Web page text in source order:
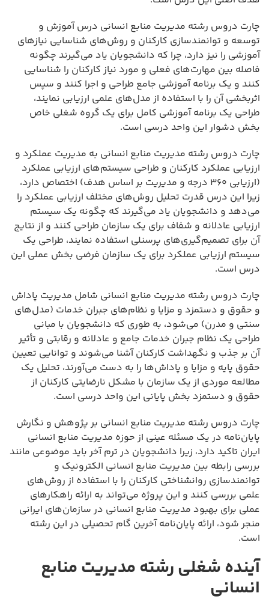
چارت دروس رشته مدیریت منابع انسانی درس آموزش و
توسعه و توانمندسازی کارکنان و روش‌های شناسایی نیازهای
آموزشی را نیز دارد، چرا که دانشجویان یاد می‌گیرند چگونه
فاصله بین مهارت‌های فعلی و مورد نیاز کارکنان را شناسایی
کنند و یک برنامه آموزشی جامع طراحی و اجرا کنند و سپس
اثربخشی آن را با استفاده از مدل‌های علمی ارزیابی نمایند،
طراحی یک برنامه آموزشی کامل برای یک گروه شغلی خاص
بخش دشوار این واحد درسی است.
چارت دروس رشته مدیریت منابع انسانی به مدیریت عملکرد و
ارزیابی عملکرد کارکنان و طراحی سیستم‌های ارزیابی عملکرد
(ارزیابی 360 درجه و مدیریت بر اساس هدف) اختصاص دارد،
زیرا این درس قدرت تحلیل روش‌های مختلف ارزیابی عملکرد را
می‌دهد و دانشجویان یاد می‌گیرند که چگونه یک سیستم
ارزیابی عادلانه و شفاف برای یک سازمان طراحی کنند و از نتایج
آن برای تصمیم‌گیری‌های پرسنلی استفاده نمایند، طراحی یک
سیستم ارزیابی عملکرد برای یک سازمان فرضی بخش عملی این
درس است.
چارت دروس رشته مدیریت منابع انسانی شامل مدیریت پاداش
و حقوق و دستمزد و مزایا و نظام‌های جبران خدمات (مدل‌های
سنتی و مدرن) می‌شود، به طوری که دانشجویان با مبانی
طراحی یک نظام جبران خدمات جامع و عادلانه و رقابتی و تأثیر
آن بر جذب و نگهداشت کارکنان آشنا می‌شوند و توانایی تعیین
حقوق پایه و مزایا و پاداش‌ها را به دست می‌آورند، تحلیل یک
مطالعه موردی از یک سازمان با مشکل نارضایتی کارکنان از
حقوق و دستمزد بخش پایانی این واحد درسی است.
چارت دروس رشته مدیریت منابع انسانی بر پژوهش و نگارش
پایان‌نامه در یک مسئله عینی از حوزه مدیریت منابع انسانی
ایران تاکید دارد، زیرا دانشجویان در ترم آخر باید موضوعی مانند
بررسی رابطه بین مدیریت منابع انسانی الکترونیک و
توانمندسازی روانشناختی کارکنان را با استفاده از روش‌های
علمی بررسی کنند و این پروژه می‌تواند به ارائه راهکارهای
عملی برای بهبود مدیریت منابع انسانی در سازمان‌های ایرانی
منجر شود، ارائه پایان‌نامه آخرین گام تحصیلی در این رشته
است.
آینده شغلی رشته مدیریت منابع
انسانی